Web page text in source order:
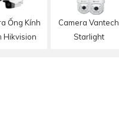
Ống Kính
Hikvision
Camera Vantech
Starlight